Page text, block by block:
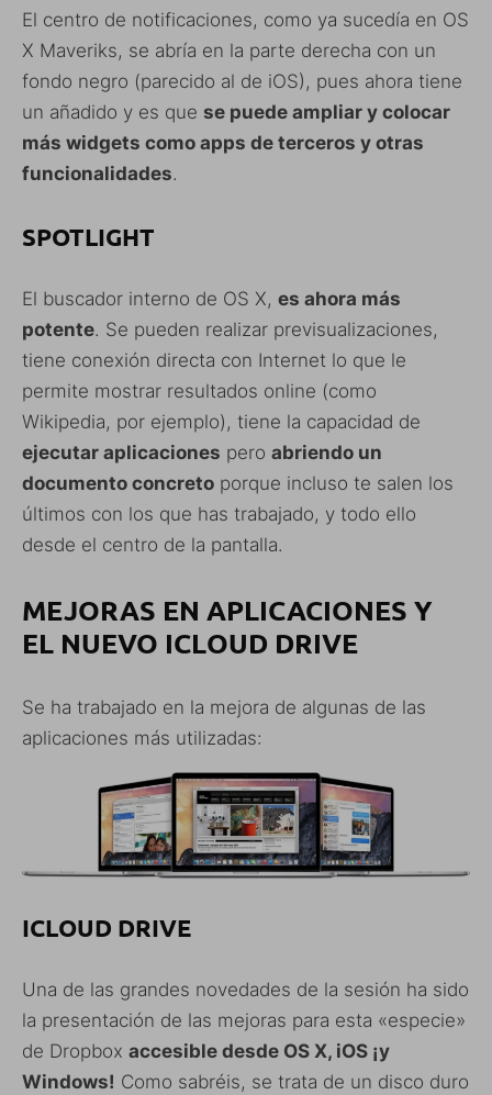
El centro de notificaciones, como ya sucedía en OS
X Maveriks, se abría en la parte derecha con un
fondo negro (parecido al de iOS), pues ahora tiene
un añadido y es que se puede ampliar y colocar
más widgets como apps de terceros y otras
funcionalidades.
SPOTLIGHT
El buscador interno de OS X, es ahora más
potente. Se pueden realizar previsualizaciones,
tiene conexión directa con Internet lo que le
permite mostrar resultados online (como
Wikipedia, por ejemplo), tiene la capacidad de
ejecutar aplicaciones pero abriendo un
documento concreto porque incluso te salen los
últimos con los que has trabajado, y todo ello
desde el centro de la pantalla.
MEJORAS EN APLICACIONES Y
EL NUEVO ICLOUD DRIVE
Se ha trabajado en la mejora de algunas de las
aplicaciones más utilizadas:
ICLOUD DRIVE
Una de las grandes novedades de la sesión ha sido
la presentación de las mejoras para esta «especie»
de Dropbox accesible desde OS X, iOS ¡y
Windows! Como sabréis, se trata de un disco duro